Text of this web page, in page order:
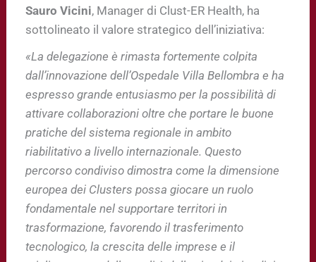
Sauro Vicini, Manager di Clust-ER Health, ha
sottolineato il valore strategico dell’iniziativa:
«La delegazione è rimasta fortemente colpita
dall’innovazione dell’Ospedale Villa Bellombra e ha
espresso grande entusiasmo per la possibilità di
attivare collaborazioni oltre che portare le buone
pratiche del sistema regionale in ambito
riabilitativo a livello internazionale. Questo
percorso condiviso dimostra come la dimensione
europea dei Clusters possa giocare un ruolo
fondamentale nel supportare territori in
trasformazione, favorendo il trasferimento
tecnologico, la crescita delle imprese e il